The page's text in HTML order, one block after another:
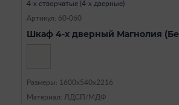
4-х створчатые (4-х дверные)
Артикул: 60-060
Шкаф 4-х дверный Магнолия
Размеры: 1600х540х2216
Материал: ЛДСП/МДФ